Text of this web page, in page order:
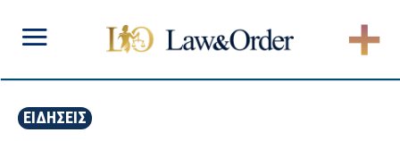
ΕΙΔΗΣΕΙΣ